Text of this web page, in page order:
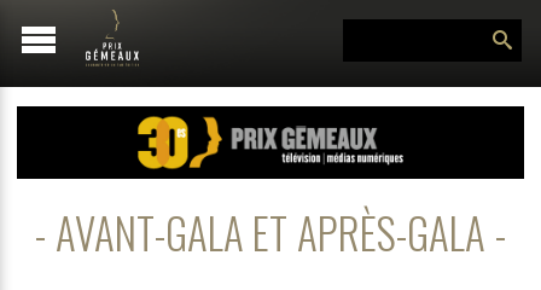
AVANT-GALA ET APRÈS-GALA